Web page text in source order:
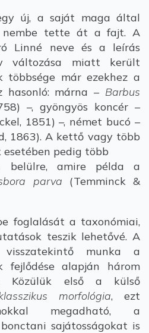
új, a saját maga által
nembe tette át a fajt. A
Linné neve és a leírás
változása miatt került
többsége már ezekhez a
hasonló: márna – Barbus
–, gyöngyös koncér –
1851) –, német bucó –
1863). A kettő vagy több
pedig több
belülre, amire példa a
parva (Temminck &
foglalását a taxonómiai,
teszik lehetővé. A
visszatekintő munka a
fejlődése alapján három
Közülük első a külső
morfológia, ezt
megadható, a
sajátosságokat is